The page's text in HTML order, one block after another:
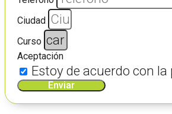
Ciudad
Curso
Aceptación
Estoy de acuerdo con
Enviar